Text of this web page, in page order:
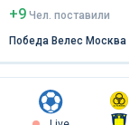
+9 Чел. поставили
Победа Велес Москва